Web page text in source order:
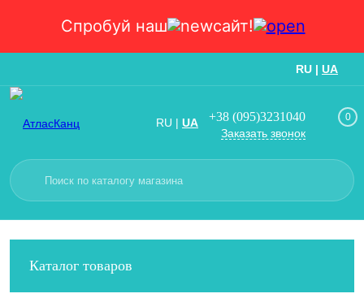
Спробуй наш сайт!
RU | UA
RU | UA +38 (095)3231040
Заказать звонок
0
Каталог товаров